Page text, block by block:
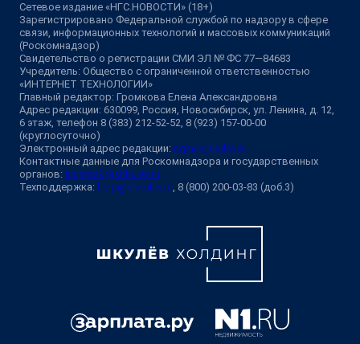
Сетевое издание «НГС.НОВОСТИ» (18+)
Зарегистрировано Федеральной службой по надзору в сфере
связи, информационных технологий и массовых коммуникаций
(Роскомнадзор)
Свидетельство о регистрации СМИ ЭЛ № ФС 77—84683
Учредитель: Общество с ограниченной ответственностью
«ИНТЕРНЕТ ТЕХНОЛОГИИ»
Главный редактор: Громкова Елена Александровна
Адрес редакции: 630099, Россия, Новосибирск, ул. Ленина, д. 12,
6 этаж, телефон 8 (383) 212-52-52, 8 (923) 157-00-00
(круглосуточно)
Электронный адрес редакции: ngs@shkulev.ru
Контактные данные для Роскомнадзора и государственных
органов: juristnsk@shkulev.ru
Техподдержка: help@shkulev.ru, 8 (800) 200-03-83 (доб.3)